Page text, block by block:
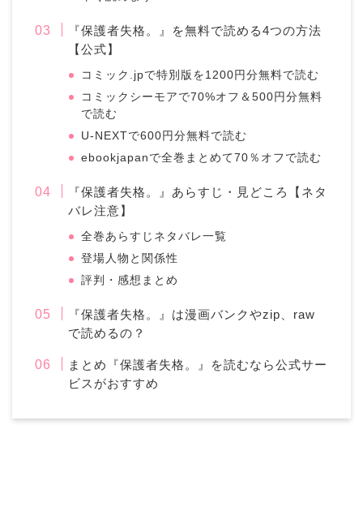
『保護者失格。』を無料で読める4つの方法
【公式】
コミック.jpで特別版を1200円分無料で読む
コミックシーモアで70%オフ＆500円分無料
で読む
U-NEXTで600円分無料で読む
ebookjapanで全巻まとめて70％オフで読む
『保護者失格。』あらすじ・見どころ【ネタ
バレ注意】
全巻あらすじネタバレ一覧
登場人物と関係性
評判・感想まとめ
『保護者失格。』は漫画バンクやzip、raw
で読めるの？
まとめ『保護者失格。』を読むなら公式サー
ビスがおすすめ